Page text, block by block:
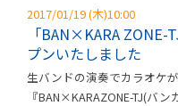
2017/01/19 (木)10:00
「BAN×KARA
プンいたしました
生バンドの演奏でカラオケ
『BAN×KARAZONE-TJ(バ